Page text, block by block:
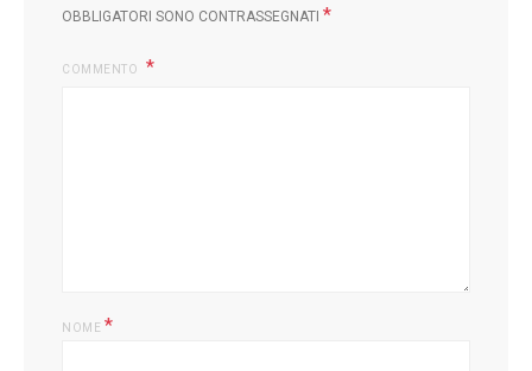
OBBLIGATORI SONO CONTRASSEGNATI *
COMMENTO
NOME *